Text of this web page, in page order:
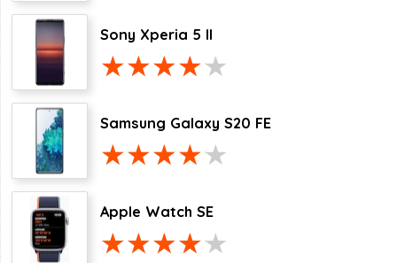
Sony Xperia 5 II
Samsung Galaxy S20 FE
Apple Watch SE